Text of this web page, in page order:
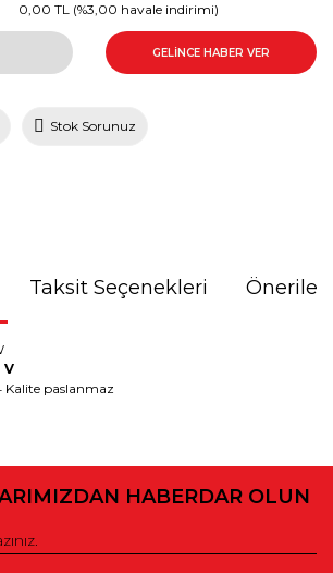
0,00 TL (%3,00 havale indirimi)
GELİNCE HABER VER
Stok Sorunuz
Taksit Seçenekleri
V
Kalite paslanmaz
gördüğünüz noktaları öneri formunu
için teşekkür ederiz.
bozuk veya görüntülenemiyor.
HABERDAR OLUN